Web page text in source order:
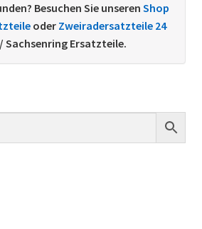
Besuchen Sie unseren Shop
oder Zweiradersatzteile 24
Sachsenring Ersatzteile.